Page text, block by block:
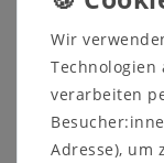
-
Wir
Technologien
verarbeiten
Adresse), um